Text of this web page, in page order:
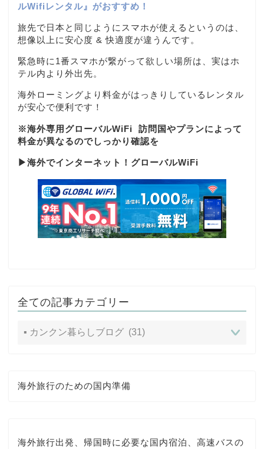
ルWifiレンタル』がおすすめ！
旅先で日本と同じようにスマホが使えるというのは、
想像以上に安心度 & 快適度が違うんです。
緊急時に1番スマホが繋がって欲しい場所は、実はホ
テル内より外出先。
海外ローミングより料金がはっきりしているレンタル
が安心で便利です！
※海外専用グローバルWiFi
訪問国やプランによって
料金が異なるのでしっかり確認を
▶海外でインターネット！グローバルWiFi
全ての記事カテゴリー
海外旅行のための国内準備
海外旅行出発、帰国時に必要な国内宿泊、高速バスの